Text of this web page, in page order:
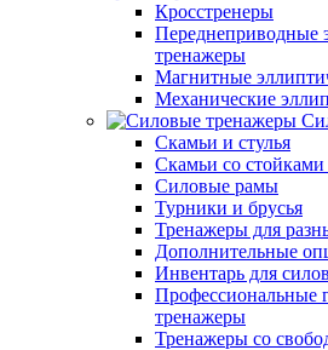
Кросстренеры
Переднеприводные
тренажеры
Магнитные
Механические
Скамьи и стулья
Скамьи со
Силовые рамы
Турники и брусья
Тренажеры для
Дополнительные
Инвентарь для
Профессиональные
тренажеры
Тренажеры со